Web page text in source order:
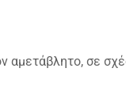
αμετάβλητο, σε